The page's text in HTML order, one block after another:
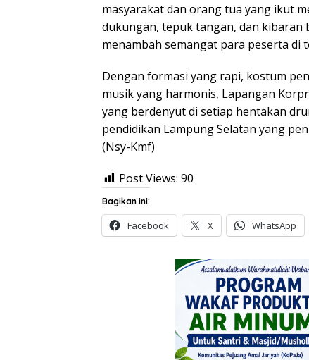
masyarakat dan orang tua yang ikut
dukungan, tepuk tangan, dan kibaran
menambah semangat para peserta di
Dengan formasi yang rapi, kostum
musik yang harmonis, Lapangan
yang berdenyut di setiap hentakan
pendidikan Lampung Selatan yang
(Nsy-Kmf)
Post Views: 90
Bagikan ini:
Facebook X WhatsApp